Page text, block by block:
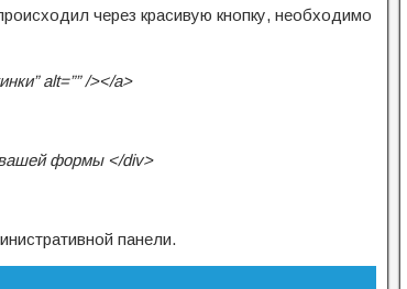
через красивую кнопку, необходимо
alt=”” /></a>
вашей формы </div>
панели.